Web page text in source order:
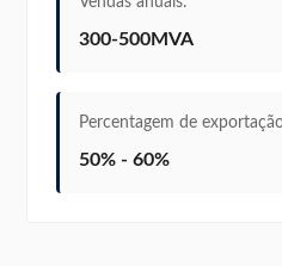
300-500MVA
Percentagem de
50% - 60%